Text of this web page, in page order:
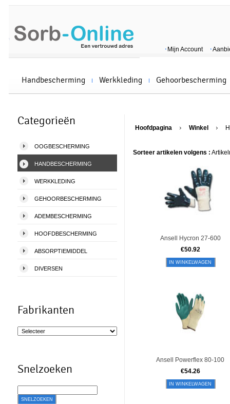
Mijn Account
Handbescherming Werkkleding Gehoorbescherming
Categorieën
OOGBESCHERMING
HANDBESCHERMING
WERKKLEDING
GEHOORBESCHERMING
ADEMBESCHERMING
HOOFDBESCHERMING
ABSORPTIEMIDDEL
DIVERSEN
Fabrikanten
Snelzoeken
SNELZOEKEN
Hoofdpagina Winkel
Sorteer artikelen volgens :
Ansell Hycron 27-600
€50.92
IN WINKELWAGEN
Ansell Powerflex 80-100
€54.26
IN WINKELWAGEN